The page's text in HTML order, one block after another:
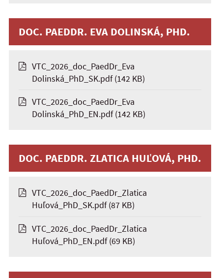
DOC. PAEDDR. EVA DOLINSKÁ, PHD.
VTC_2026_doc_PaedDr_Eva
Dolinská_PhD_SK.pdf(142 KB)
VTC_2026_doc_PaedDr_Eva
Dolinská_PhD_EN.pdf(142 KB)
DOC. PAEDDR. ZLATICA HUĽOVÁ, PHD.
VTC_2026_doc_PaedDr_Zlatica
Huľová_PhD_SK.pdf(87 KB)
VTC_2026_doc_PaedDr_Zlatica
Huľová_PhD_EN.pdf(69 KB)